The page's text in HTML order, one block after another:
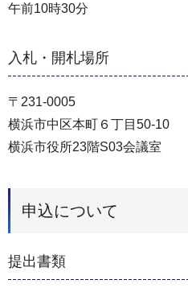
午前10時30分
入札・開札場所
〒231-0005
横浜市中区本町６丁目50-10
横浜市役所23階S03会議室
申込について
提出書類